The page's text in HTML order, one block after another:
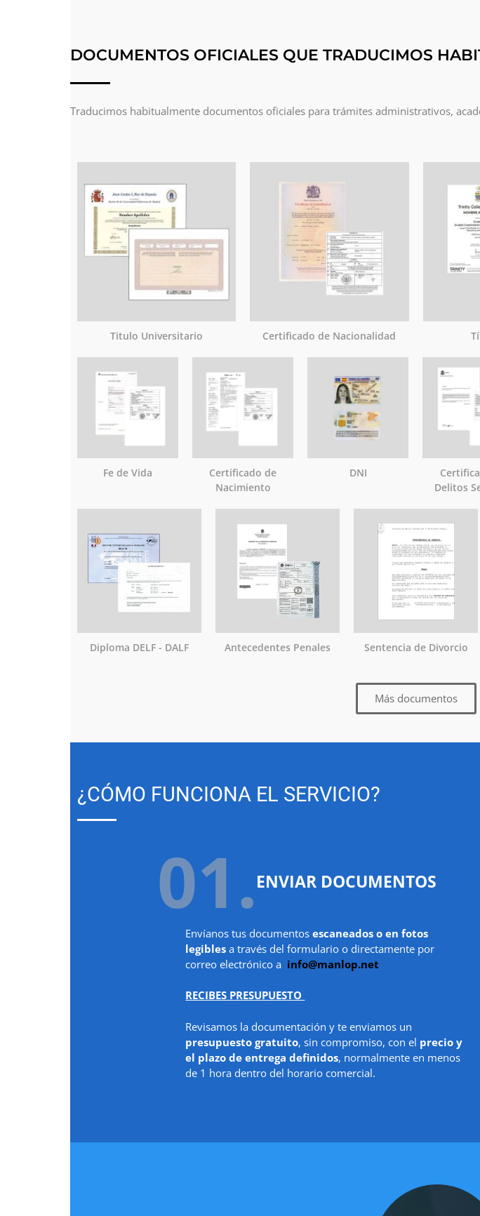
DOCUMENTOS OFICIALES QUE TRADUCIMOS
Traducimos habitualmente documentos oficiales para trámites administrativos,
Titulo Universitario Certificado de Nacionalidad
Fe de Vida
Certificado de
Nacimiento
DNI
Delitos
Diploma DELF - DALF Antecedentes Penales Sentencia de Divorcio
Más documentos
¿CÓMO FUNCIONA EL SERVICIO?
01.ENVIAR DOCUMENTOS
Envíanos tus documentosescaneados o en fotos
legibles a través del formulario o directamente por
correo electrónico a info@manlop.net
RECIBES PRESUPUESTO
Revisamos la documentación y te enviamos un
presupuesto gratuito, sin compromiso, con el precio y
el plazo de entrega definidos, normalmente en menos
de 1 hora dentro del horario comercial.